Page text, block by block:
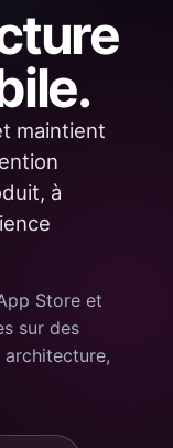
maintient
à
Store et
sur des